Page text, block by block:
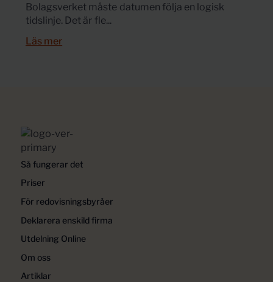
Bolagsverket måste datumen följa en logisk
tidslinje. Det är fle...
Läs mer
Så fungerar det
Priser
För redovisningsbyråer
Deklarera enskild firma
Utdelning Online
Om oss
Artiklar